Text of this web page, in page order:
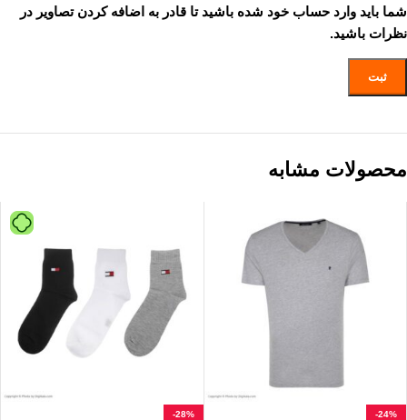
شما باید وارد حساب خود شده باشید تا قادر به اضافه کردن تصاویر در
نظرات باشید.
محصولات مشابه
-24%
-28%